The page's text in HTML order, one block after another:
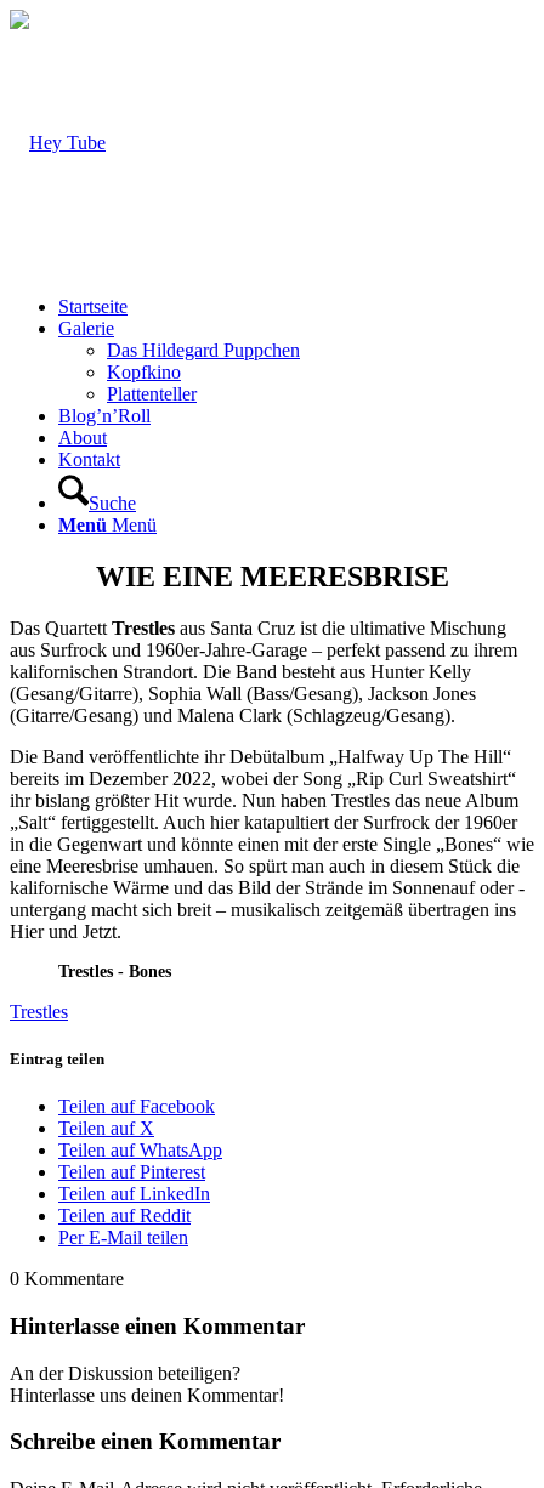
Startseite
Galerie
Das Hildegard Puppchen
Kopfkino
Plattenteller
Blog’n’Roll
About
Kontakt
Suche
Menü Menü
WIE EINE MEERESBRISE
Das Quartett Trestles aus Santa Cruz ist die ultimative Mischung
aus Surfrock und 1960er-Jahre-Garage – perfekt passend zu ihrem
kalifornischen Strandort. Die Band besteht aus Hunter Kelly
(Gesang/Gitarre), Sophia Wall (Bass/Gesang), Jackson Jones
(Gitarre/Gesang) und Malena Clark (Schlagzeug/Gesang).
Die Band veröffentlichte ihr Debütalbum „Halfway Up The Hill“
bereits im Dezember 2022, wobei der Song „Rip Curl Sweatshirt“
ihr bislang größter Hit wurde. Nun haben Trestles das neue Album
„Salt“ fertiggestellt. Auch hier katapultiert der Surfrock der 1960er
in die Gegenwart und könnte einen mit der erste Single „Bones“ wie
eine Meeresbrise umhauen. So spürt man auch in diesem Stück die
kalifornische Wärme und das Bild der Strände im Sonnenauf oder -
untergang macht sich breit – musikalisch zeitgemäß übertragen ins
Hier und Jetzt.
Trestles - Bones
Trestles
Eintrag teilen
Teilen auf Facebook
Teilen auf X
Teilen auf WhatsApp
Teilen auf Pinterest
Teilen auf LinkedIn
Teilen auf Reddit
Per E-Mail teilen
0 Kommentare
Hinterlasse einen Kommentar
An der Diskussion beteiligen?
Hinterlasse uns deinen Kommentar!
Schreibe einen Kommentar